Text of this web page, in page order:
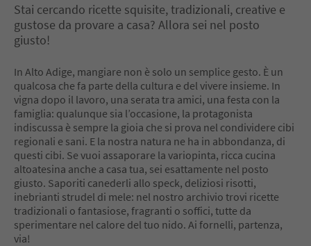
Stai cercando ricette squisite, tradizionali, creative e
gustose da provare a casa? Allora sei nel posto
giusto!
In Alto Adige, mangiare non è solo un semplice gesto. È un
qualcosa che fa parte della cultura e del vivere insieme. In
vigna dopo il lavoro, una serata tra amici, una festa con la
famiglia: qualunque sia l’occasione, la protagonista
indiscussa è sempre la gioia che si prova nel condividere cibi
regionali e sani. E la nostra natura ne ha in abbondanza, di
questi cibi. Se vuoi assaporare la variopinta, ricca cucina
altoatesina anche a casa tua, sei esattamente nel posto
giusto. Saporiti canederli allo speck, deliziosi risotti,
inebrianti strudel di mele: nel nostro archivio trovi ricette
tradizionali o fantasiose, fragranti o soffici, tutte da
sperimentare nel calore del tuo nido. Ai fornelli, partenza,
via!